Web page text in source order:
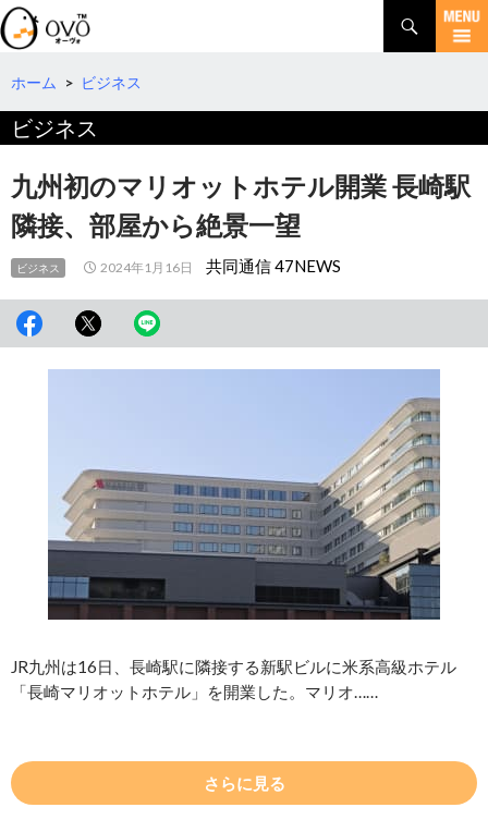
検
索
コ
テ
へ
動
ホーム > ビジネス
ビジネス
九州初のマリオットホテル開業 長崎駅
隣接、部屋から絶景一望
ビジネス 2024年1月16日 共同通信 47NEWS
JR九州は16日、長崎駅に隣接する新駅ビルに米系高級ホテル
「長崎マリオットホテル」を開業した。マリオ……
さらに見る